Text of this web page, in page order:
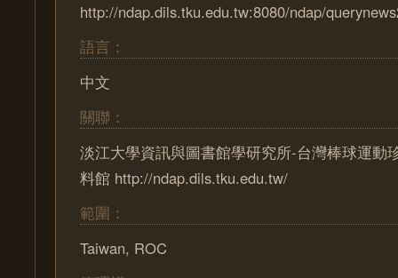
http://ndap.dils.tku.edu.tw:8080/ndap/
語言：
中文
關聯：
淡江大學資訊與圖書館學研究所-台灣棒球運動
料館 http://ndap.dils.tku.edu.tw/
範圍：
Taiwan, ROC